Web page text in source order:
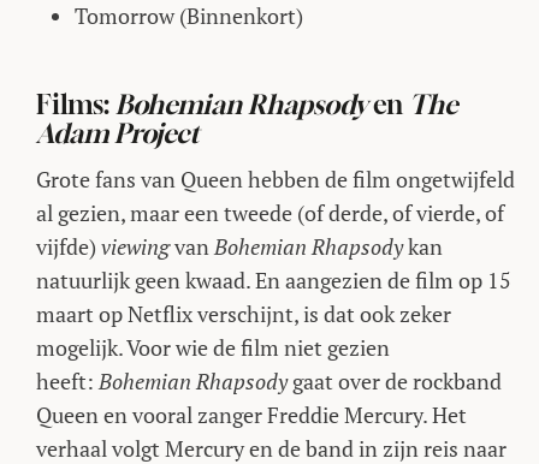
Tomorrow (Binnenkort)
Films: Bohemian Rhapsodyen The
Adam Project
Grote fans van Queen hebben de film ongetwijfeld
al gezien, maar een tweede (of derde, of vierde, of
vijfde) viewingvanBohemian Rhapsodykan
natuurlijk geen kwaad. En aangezien de film op 15
maart op Netflix verschijnt, is dat ook zeker
mogelijk. Voor wie de film niet gezien
heeft:Bohemian Rhapsodygaat over de rockband
Queen en vooral zanger Freddie Mercury. Het
verhaal volgt Mercury en de band in zijn reis naar